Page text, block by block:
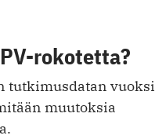
rokotetta?
tutkimusdatan vuoksi
muutoksia